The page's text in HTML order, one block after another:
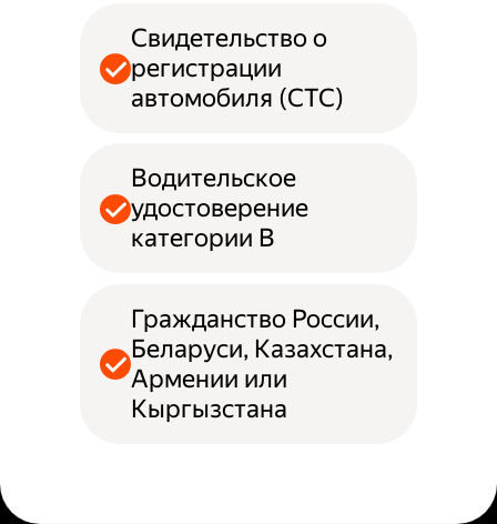
Свидетельство о
регистрации
автомобиля (СТС)
Водительское
удостоверение
категории B
Гражданство России,
Беларуси, Казахстана,
Армении или
Кыргызстана